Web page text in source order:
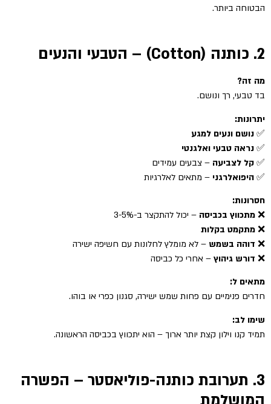
הבטוחה ביותר.
2. כותנה (Cotton) – הטבעי והנעים
מה זה?
בד טבעי, רך ונושם.
יתרונות:
✅ נושם ונעים למגע
✅ נראה טבעי ואלגנטי
✅ קל לצביעה – צבעים עמידים
✅ היפואלרגני – מתאים לאלרגיות
חסרונות:
❌ מתכווץ בכביסה – יכול להתקצר ב-3-5%
❌ מתקמט בקלות
❌ דוהה בשמש – לא מומלץ לחלונות עם חשיפה ישירה
❌ דורש גיהוץ – אחרי כל כביסה
מתאים ל:
חדרים פנימיים עם פחות שמש ישירה, סגנון כפרי או בוהו.
שימו לב:
תמיד קנו וילון קצת יותר ארוך – הוא יתכווץ בכביסה הראשונה.
3. תערובת כותנה-פוליאסטר – הפשרה